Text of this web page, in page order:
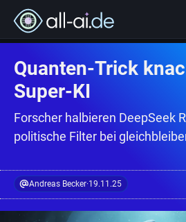
Quanten-Trick
Super-KI
Forscher halbieren DeepSeek
politische Filter bei
Andreas Becker·19.11.25